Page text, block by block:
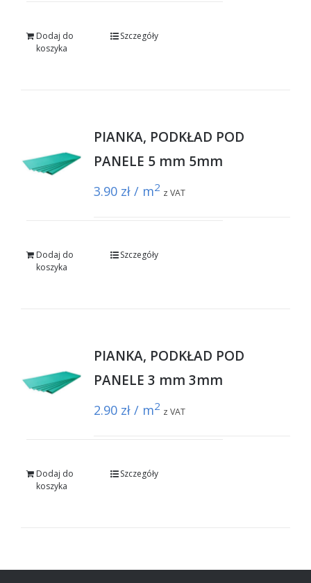
Dodaj do
koszyka
Szczegóły
PIANKA, PODKŁAD POD
PANELE 5 mm 5mm
3.90 zł / m2 z VAT
Dodaj do
koszyka
Szczegóły
PIANKA, PODKŁAD POD
PANELE 3 mm 3mm
2.90 zł / m2 z VAT
Dodaj do
koszyka
Szczegóły